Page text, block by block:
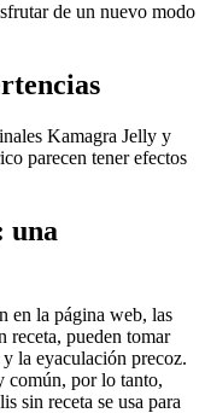
de un nuevo modo
Kamagra Jelly y
parecen tener efectos
una
en la página web, las
receta, pueden tomar
la eyaculación precoz.
común, por lo tanto,
sin receta se usa para